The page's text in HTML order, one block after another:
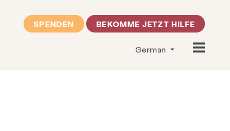
SPENDEN BEKOMME JETZT HILFE
German